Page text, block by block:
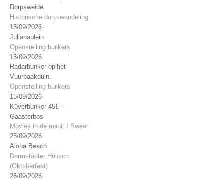
Dorpsweide
Historische dorpswandeling
13/09/2026
Julianaplein
Openstelling bunkers
13/09/2026
Radarbunker op het
Vuurbaakduin.
Openstelling bunkers
13/09/2026
Küverbunker 451 –
Gaasterbos
Movies in de maui: I Swear
25/09/2026
Aloha Beach
Darmstädter Hübsch
(Oktoberfest)
26/09/2026